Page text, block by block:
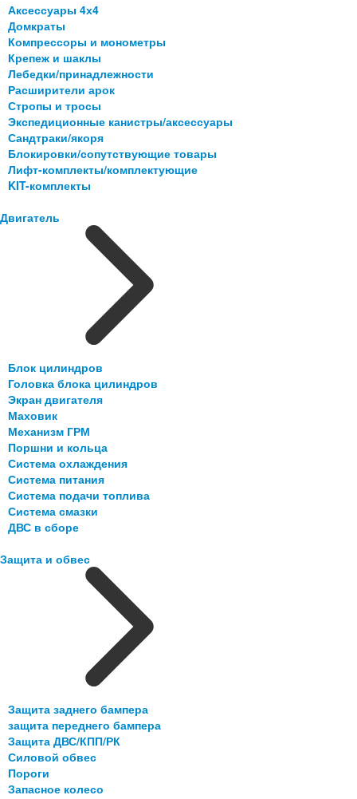
Аксессуары 4х4
Домкраты
Компрессоры и монометры
Крепеж и шаклы
Лебедки/принадлежности
Расширители арок
Стропы и тросы
Экспедиционные канистры/аксессуары
Сандтраки/якоря
Блокировки/сопутствующие товары
Лифт-комплекты/комплектующие
KIT-комплекты
Двигатель
Блок цилиндров
Головка блока цилиндров
Экран двигателя
Маховик
Механизм ГРМ
Поршни и кольца
Система охлаждения
Система питания
Система подачи топлива
Система смазки
ДВС в сборе
Защита и обвес
Защита заднего бампера
защита переднего бампера
Защита ДВС/КПП/РК
Силовой обвес
Пороги
Запасное колесо